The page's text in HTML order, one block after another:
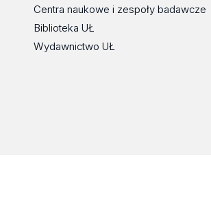
Centra naukowe i zespoły badawcze
Biblioteka UŁ
Wydawnictwo UŁ